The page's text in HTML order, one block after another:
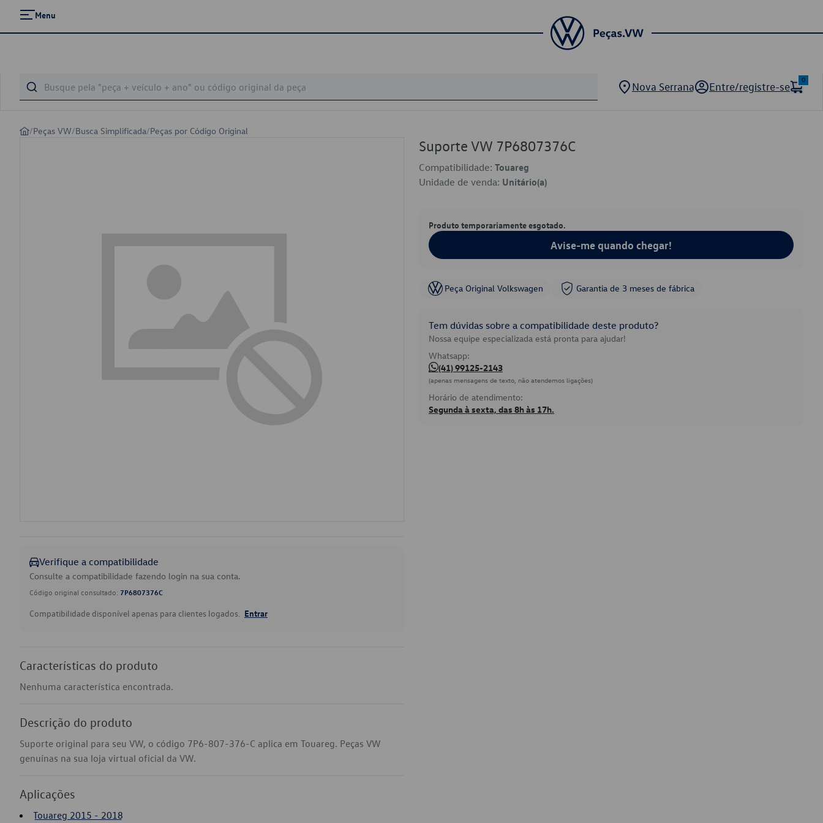
Menu
Nova Serrana Entre/registre-se
0
/Peças VW/Busca Simplificada/Peças por Código Original
Verifique a compatibilidade
Consulte a compatibilidade fazendo login na sua conta.
Código original consultado: 7P6807376C
Compatibilidade disponível apenas para clientes logados. Entrar
Características do produto
Nenhuma característica encontrada.
Descrição do produto
Suporte original para seu VW, o código 7P6-807-376-C aplica em Touareg. Peças VW
genuínas na sua loja virtual oficial da VW.
Aplicações
Touareg 2015 - 2018
Suporte VW 7P6807376C
Compatibilidade: Touareg
Unidade de venda: Unitário(a)
Produto temporariamente esgotado.
Avise-me quando chegar!
Peça Original Volkswagen Garantia de 3 meses de fábrica
Tem dúvidas sobre a compatibilidade deste produto?
Nossa equipe especializada está pronta para ajudar!
Whatsapp:
(41) 99125-2143
(apenas mensagens de texto, não atendemos ligações)
Horário de atendimento:
Segunda à sexta, das 8h às 17h.